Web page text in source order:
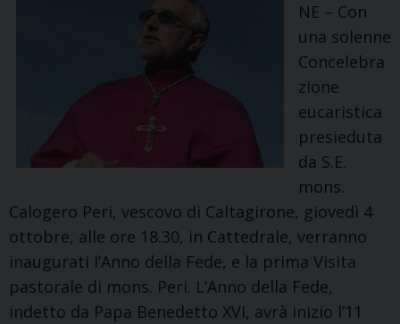
NE – Con
una solenne
Concelebra
zione
eucaristica
presieduta
da S.E.
mons.
Calogero Peri, vescovo di Caltagirone, giovedì 4
ottobre, alle ore 18.30, in Cattedrale, verranno
inaugurati l’Anno della Fede, e la prima Visita
pastorale di mons. Peri. L’Anno della Fede,
indetto da Papa Benedetto XVI, avrà inizio l’11